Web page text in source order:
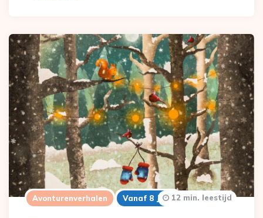
Avonturenverhalen Vanaf 8 Jaar12 min. leestijd